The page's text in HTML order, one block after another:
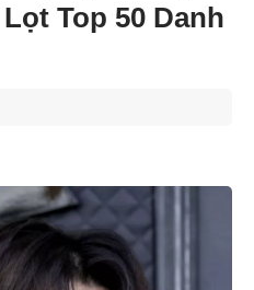
Top 50 Danh